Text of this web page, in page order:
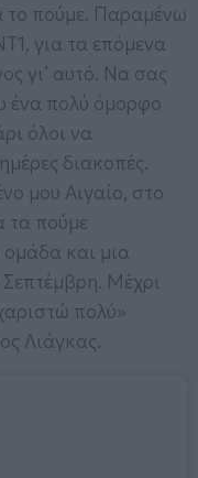
το πούμε. Παραμένω
για τα επόμενα
γι’ αυτό. Να σας
ένα πολύ όμορφο
όλοι να
διακοπές.
μου Αιγαίο, στο
τα πούμε
και μια
Μέχρι
πολύ»
Λιάγκας.